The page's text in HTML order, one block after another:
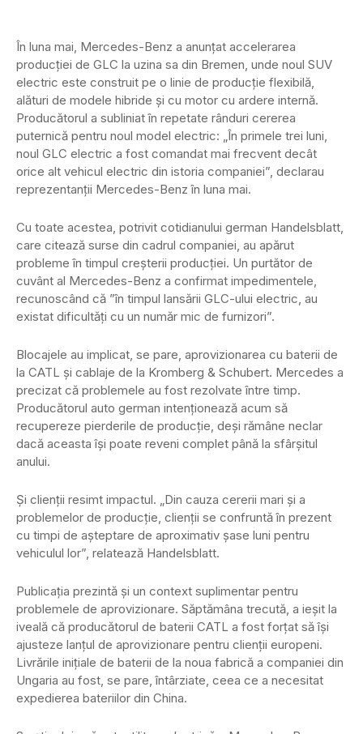
În luna mai, Mercedes-Benz a anunțat accelerarea
producției de GLC la uzina sa din Bremen, unde noul SUV
electric este construit pe o linie de producție flexibilă,
alături de modele hibride și cu motor cu ardere internă.
Producătorul a subliniat în repetate rânduri cererea
puternică pentru noul model electric: „În primele trei luni,
noul GLC electric a fost comandat mai frecvent decât
orice alt vehicul electric din istoria companiei”, declarau
reprezentanții Mercedes-Benz în luna mai.
Cu toate acestea, potrivit cotidianului german Handelsblatt,
care citează surse din cadrul companiei, au apărut
probleme în timpul creșterii producției. Un purtător de
cuvânt al Mercedes-Benz a confirmat impedimentele,
recunoscând că ”în timpul lansării GLC-ului electric, au
existat dificultăți cu un număr mic de furnizori”.
Blocajele au implicat, se pare, aprovizionarea cu baterii de
la CATL și cablaje de la Kromberg & Schubert. Mercedes a
precizat că problemele au fost rezolvate între timp.
Producătorul auto german intenționează acum să
recupereze pierderile de producție, deși rămâne neclar
dacă aceasta își poate reveni complet până la sfârșitul
anului.
Și clienții resimt impactul. „Din cauza cererii mari și a
problemelor de producție, clienții se confruntă în prezent
cu timpi de așteptare de aproximativ șase luni pentru
vehiculul lor”, relatează Handelsblatt.
Publicația prezintă și un context suplimentar pentru
problemele de aprovizionare. Săptămâna trecută, a ieșit la
iveală că producătorul de baterii CATL a fost forțat să își
ajusteze lanțul de aprovizionare pentru clienții europeni.
Livrările inițiale de baterii de la noua fabrică a companiei din
Ungaria au fost, se pare, întârziate, ceea ce a necesitat
expedierea bateriilor din China.